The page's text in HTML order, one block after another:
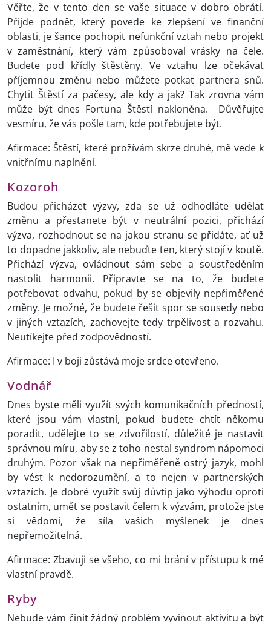
Věřte, že v tento den se vaše situace v dobro obrátí.
Přijde podnět, který povede ke zlepšení ve finanční
oblasti, je šance pochopit nefunkční vztah nebo projekt
v zaměstnání, který vám způsoboval vrásky na čele.
Budete pod křídly štěstěny. Ve vztahu lze očekávat
příjemnou změnu nebo můžete potkat partnera snů.
Chytit Štěstí za pačesy, ale kdy a jak? Tak zrovna vám
může být dnes Fortuna Štěstí nakloněna. Důvěřujte
vesmíru, že vás pošle tam, kde potřebujete být.
Afirmace: Štěstí, které prožívám skrze druhé, mě vede k
vnitřnímu naplnění.
Kozoroh
Budou přicházet výzvy, zda se už odhodláte udělat
změnu a přestanete být v neutrální pozici, přichází
výzva, rozhodnout se na jakou stranu se přidáte, ať už
to dopadne jakkoliv, ale nebuďte ten, který stojí v koutě.
Přichází výzva, ovládnout sám sebe a soustředěním
nastolit harmonii. Připravte se na to, že budete
potřebovat odvahu, pokud by se objevily nepřiměřené
změny. Je možné, že budete řešit spor se sousedy nebo
v jiných vztazích, zachovejte tedy trpělivost a rozvahu.
Neutíkejte před zodpovědností.
Afirmace: I v boji zůstává moje srdce otevřeno.
Vodnář
Dnes byste měli využít svých komunikačních předností,
které jsou vám vlastní, pokud budete chtít někomu
poradit, udělejte to se zdvořilostí, důležité je nastavit
správnou míru, aby se z toho nestal syndrom nápomoci
druhým. Pozor však na nepřiměřeně ostrý jazyk, mohl
by vést k nedorozumění, a to nejen v partnerských
vztazích. Je dobré využít svůj důvtip jako výhodu oproti
ostatním, umět se postavit čelem k výzvám, protože jste
si vědomi, že síla vašich myšlenek je dnes
nepřemožitelná.
Afirmace: Zbavuji se všeho, co mi brání v přístupu k mé
vlastní pravdě.
Ryby
Nebude vám činit žádný problém vyvinout aktivitu a být